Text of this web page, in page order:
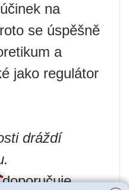
na
se úspěšně
a
jako regulátor
dráždí